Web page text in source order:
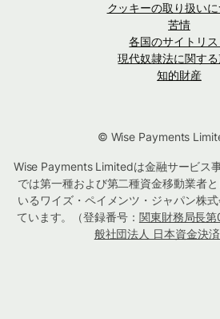
クッキーの取り扱い
苦情
各国のサイトリス
現代奴隷法に関す
知的財産
© Wise Payments
Wise Payments Limitedは金融サービス
では第一種および第二種資金移動業者
いるワイズ・ペイメンツ・ジャパン株
ています。（登録番号： 関東財務局長
般社団法人 日本資金決